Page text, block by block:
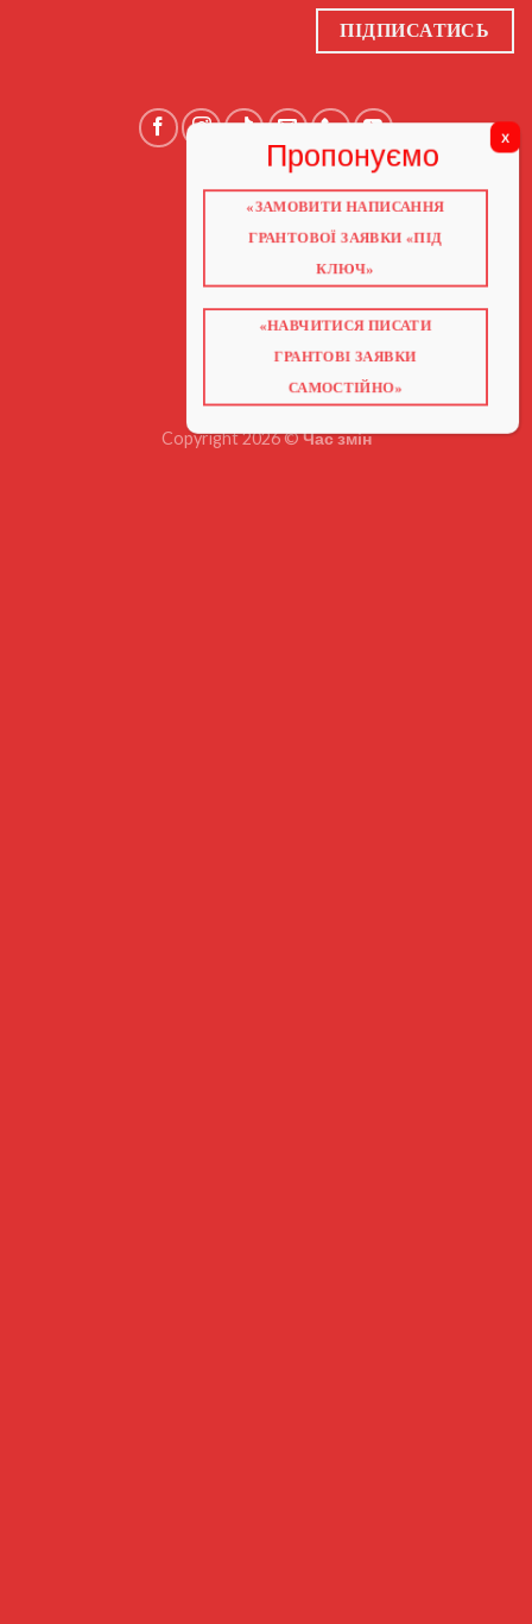
ПІДПИСАТИСЬ
ГОЛОВНА
ПРО НАС
ГРАНТИ 2026
НАВЧАННЯ
КНИГИ
ВІДЕО ПРО ГРАНТИ
Copyright 2026 ©Час змін
«ЗАМОВИТИ НАПИСАННЯ
ГРАНТОВОЇ ЗАЯВКИ «ПІД
КЛЮЧ»
«НАВЧИТИСЯ ПИСАТИ
ГРАНТОВІ ЗАЯВКИ
САМОСТІЙНО»